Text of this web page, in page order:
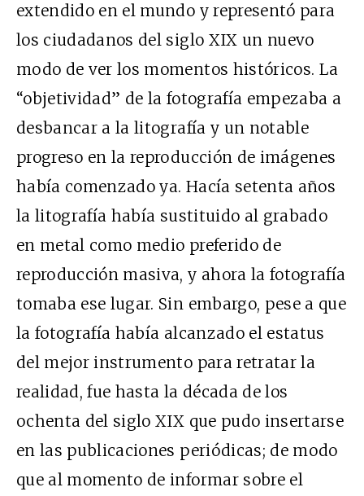
extendido en el mundo y representó para
los ciudadanos del siglo XIX un nuevo
modo de ver los momentos históricos. La
“objetividad” de la fotografía empezaba a
desbancar a la litografía y un notable
progreso en la reproducción de imágenes
había comenzado ya. Hacía setenta años
la litografía había sustituido al grabado
en metal como medio preferido de
reproducción masiva, y ahora la fotografía
tomaba ese lugar. Sin embargo, pese a que
la fotografía había alcanzado el estatus
del mejor instrumento para retratar la
realidad, fue hasta la década de los
ochenta del siglo XIX que pudo insertarse
en las publicaciones periódicas; de modo
que al momento de informar sobre el